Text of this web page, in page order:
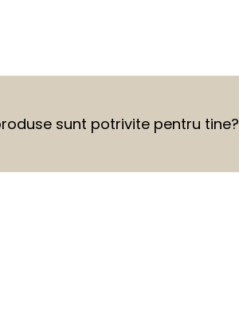
sunt potrivite pentru tine?